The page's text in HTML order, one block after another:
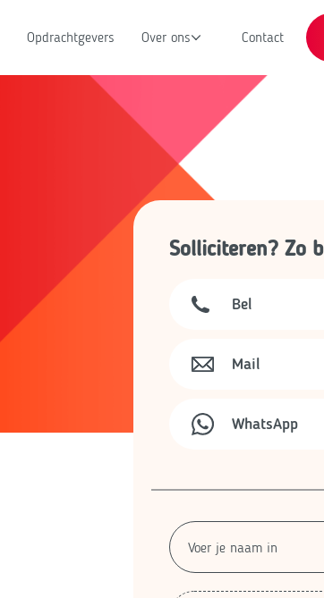
Opdrachtgevers Over ons Contact
Solliciteren? Zo
Bel
Mail
WhatsApp